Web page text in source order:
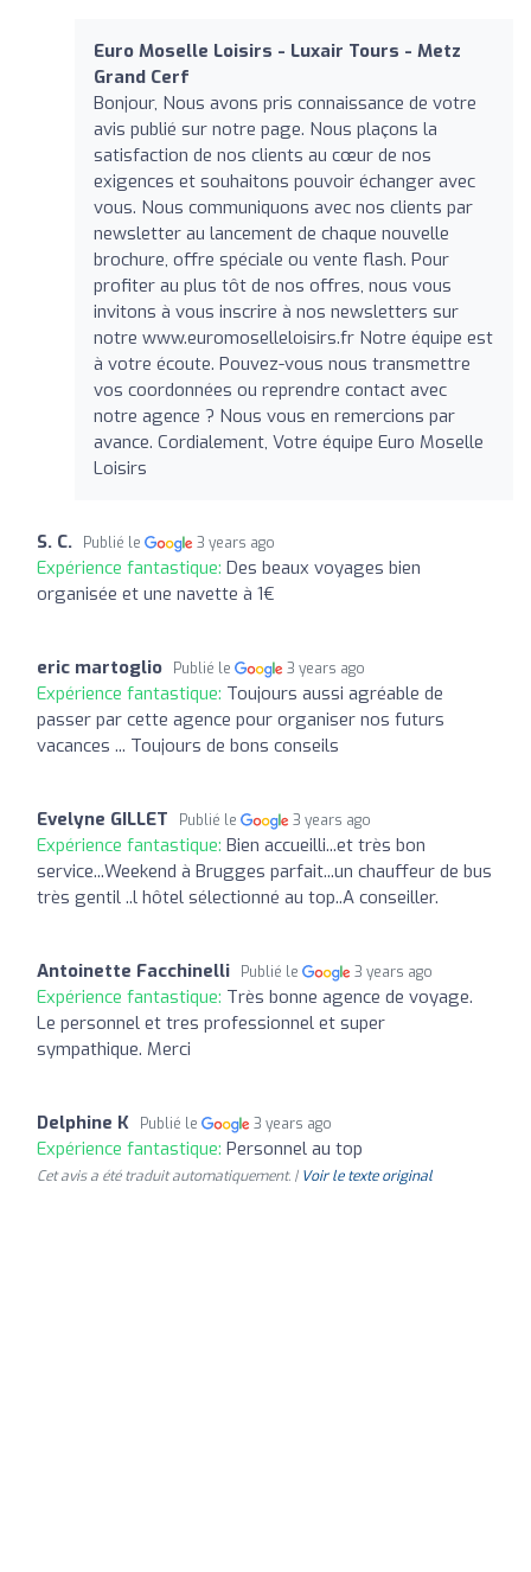
Euro Moselle Loisirs - Luxair Tours - Metz
Grand Cerf
Bonjour, Nous avons pris connaissance de votre
avis publié sur notre page. Nous plaçons la
satisfaction de nos clients au cœur de nos
exigences et souhaitons pouvoir échanger avec
vous. Nous communiquons avec nos clients par
newsletter au lancement de chaque nouvelle
brochure, offre spéciale ou vente flash. Pour
profiter au plus tôt de nos offres, nous vous
invitons à vous inscrire à nos newsletters sur
notre www.euromoselleloisirs.fr Notre équipe est
à votre écoute. Pouvez-vous nous transmettre
vos coordonnées ou reprendre contact avec
notre agence ? Nous vous en remercions par
avance. Cordialement, Votre équipe Euro Moselle
Loisirs
S. C. Publié le 3 years ago
Expérience fantastique: Des beaux voyages bien
organisée et une navette à 1€
eric martoglio Publié le 3 years ago
Expérience fantastique: Toujours aussi agréable de
passer par cette agence pour organiser nos futurs
vacances ... Toujours de bons conseils
Evelyne GILLET Publié le 3 years ago
Expérience fantastique: Bien accueilli...et très bon
service...Weekend à Brugges parfait...un chauffeur de bus
très gentil ..l hôtel sélectionné au top..A conseiller.
Antoinette Facchinelli Publié le 3 years ago
Expérience fantastique: Très bonne agence de voyage.
Le personnel et tres professionnel et super
sympathique. Merci
Delphine K Publié le 3 years ago
Expérience fantastique: Personnel au top
Cet avis a été traduit automatiquement. | Voir le texte original